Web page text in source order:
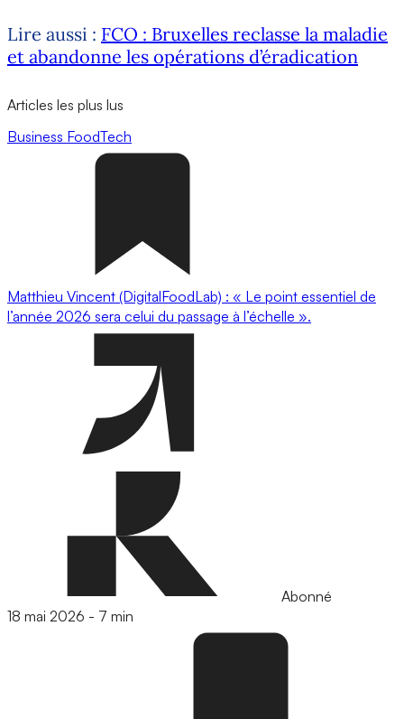
Lire aussi : FCO : Bruxelles reclasse la maladie
et abandonne les opérations d’éradication
Articles les plus lus
Business FoodTech
Matthieu Vincent (DigitalFoodLab) : « Le point essentiel de
l’année 2026 sera celui du passage à l’échelle ».
Abonné
18 mai 2026 - 7 min